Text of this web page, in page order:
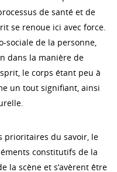
de santé et de
se renoue ici avec force.
sociale de la personne,
dans la manière de
le corps étant peu à
un tout signifiant, ainsi
prioritaires du savoir, le
constitutifs de la
la scène et s’avèrent être